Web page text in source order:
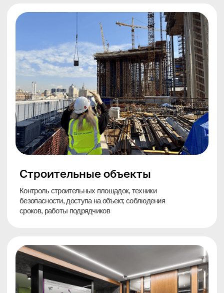
Монтаж, настройка, пакет документов и
инструкция пользования
HD‑камера Iflow 2 мп на вход и зал – 3 шт.;
IP-камера Iflow 4 Мп с микрофоном на
Кабельная продукция
от135 000 ₽под ключ
Получить расчёт для магазина
Для ресторана и кафе
(от 4 камер)